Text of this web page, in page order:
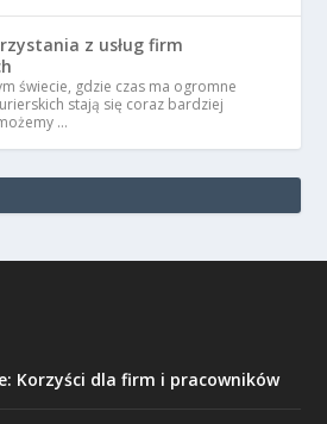
z usług firm
świecie, gdzie czas ma ogromne
stają się coraz bardziej
…
Korzyści dla firm i pracowników